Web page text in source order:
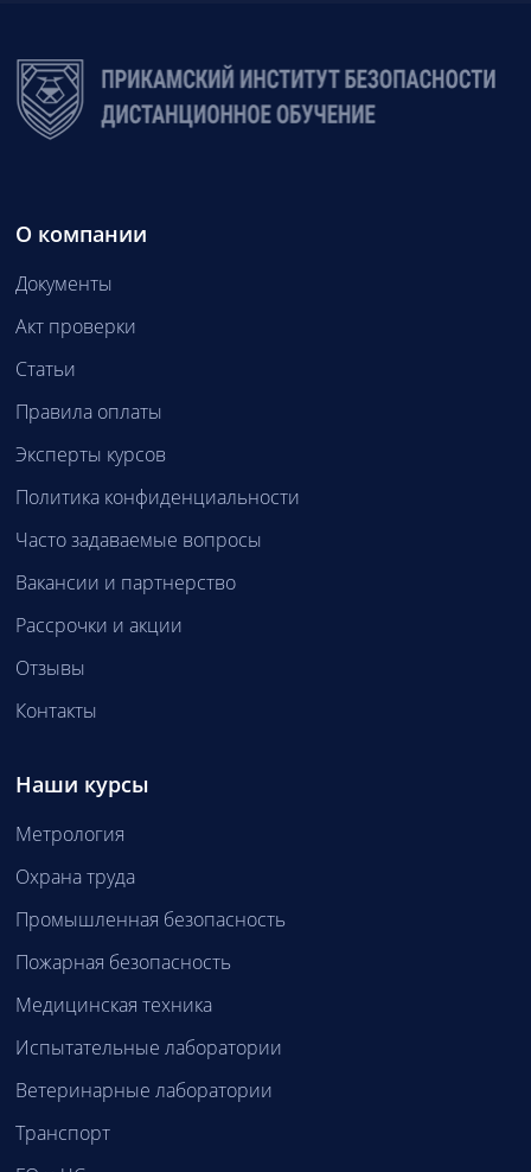
О компании
Документы
Акт проверки
Статьи
Правила оплаты
Эксперты курсов
Политика конфиденциальности
Часто задаваемые вопросы
Вакансии и партнерство
Рассрочки и акции
Отзывы
Контакты
Наши курсы
Метрология
Охрана труда
Промышленная безопасность
Пожарная безопасность
Медицинская техника
Испытательные лаборатории
Ветеринарные лаборатории
Транспорт